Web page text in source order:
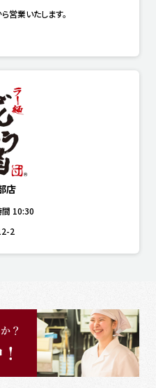
営業いたします。
店
10:30
2